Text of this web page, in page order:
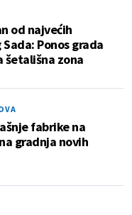
od najvećih
Ponos grada
šetališna zona
fabrike na
gradnja novih